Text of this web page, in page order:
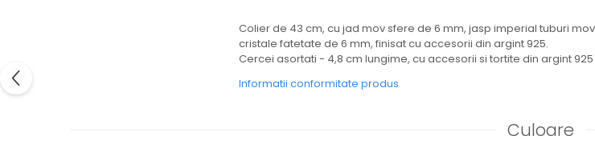
Colier de 43 cm, cu jad mov sfere de 6 mm, jasp imperial tuburi
cristale fatetate de 6 mm, finisat cu accesorii din argint 925.
Cercei asortati - 4,8 cm lungime, cu accesorii si tortite din argint 925
Informatii conformitate produs
Culoare